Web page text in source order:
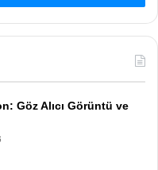
Göz Alıcı Görüntü ve